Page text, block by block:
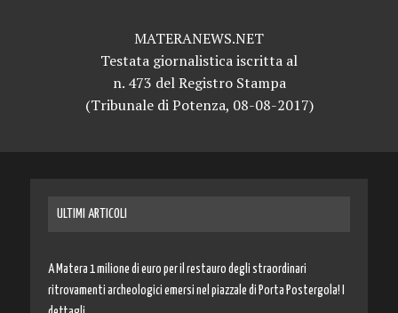
MATERANEWS.NET
Testata giornalistica iscritta al
n. 473 del Registro Stampa
(Tribunale di Potenza, 08-08-2017)
ULTIMI ARTICOLI
A Matera 1 milione di euro per il restauro degli straordinari
ritrovamenti archeologici emersi nel piazzale di Porta Postergola! I